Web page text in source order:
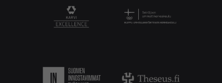
KARVI Excellence logo.Logo